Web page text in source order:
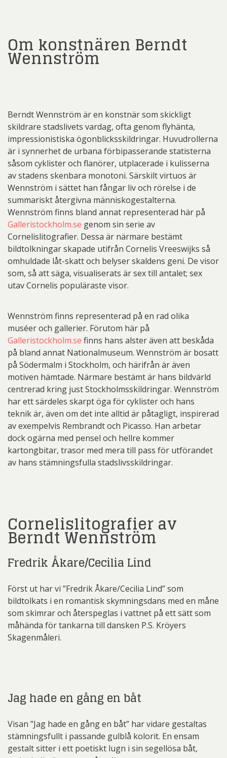
Om konstnären Berndt
Wennström
Berndt Wennström är en konstnär som skickligt
skildrare stadslivets vardag, ofta genom flyhänta,
impressionistiska ögonblicksskildringar. Huvudrollerna
är i synnerhet de urbana förbipasserande statisterna
såsom cyklister och flanörer, utplacerade i kulisserna
av stadens skenbara monotoni. Särskilt virtuos är
Wennström i sättet han fångar liv och rörelse i de
summariskt återgivna människogestalterna.
Wennström finns bland annat representerad här på
Galleristockholm.se genom sin serie av
Cornelislitografier. Dessa är närmare bestämt
bildtolkningar skapade utifrån Cornelis Vreeswijks så
omhuldade låt-skatt och belyser skaldens geni. De visor
som, så att säga, visualiserats är sex till antalet; sex
utav Cornelis populäraste visor.
Wennström finns representerad på en rad olika
muséer och gallerier. Förutom här på
Galleristockholm.se finns hans alster även att beskåda
på bland annat Nationalmuseum. Wennström är bosatt
på Södermalm i Stockholm, och härifrån är även
motiven hämtade. Närmare bestämt är hans bildvärld
centrerad kring just Stockholmsskildringar. Wennström
har ett särdeles skarpt öga för cyklister och hans
teknik är, även om det inte alltid är påtagligt, inspirerad
av exempelvis Rembrandt och Picasso. Han arbetar
dock ogärna med pensel och hellre kommer
kartongbitar, trasor med mera till pass för utförandet
av hans stämningsfulla stadslivsskildringar.
Cornelislitografier av
Berndt Wennström
Fredrik Åkare/Cecilia Lind
Först ut har vi ”Fredrik Åkare/Cecilia Lind” som
bildtolkats i en romantisk skymningsdans med en måne
som skimrar och återspeglas i vattnet på ett sätt som
måhända för tankarna till dansken P.S. Kröyers
Skagenmåleri.
Jag hade en gång en båt
Visan ”Jag hade en gång en båt” har vidare gestaltas
stämningsfullt i passande gulblå kolorit. En ensam
gestalt sitter i ett poetiskt lugn i sin segellösa båt,